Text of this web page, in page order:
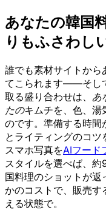
あなたの韓国
りもふさわし
誰でも素材サイトから
てこられます——そし
取る盛り合わせは、 あ
たのキムチを、色、湯
のです。準備する時間
とライティングのコツ
スマホ写真をAIフード
スタイルを選べば、
国料理のショットが
かのコストで、販売す
える状態で。